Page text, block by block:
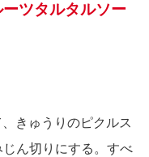
ツタルタルソー
きゅうりのピクルス
ん切りにする。すべ